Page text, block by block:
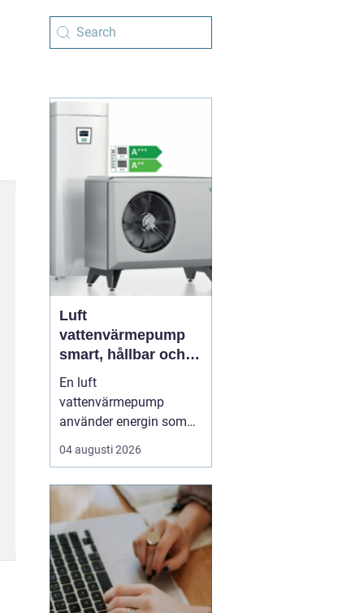
Luft
vattenvärmepump
smart, hållbar och
enkel uppvärmning
av huset
En luft
vattenvärmepump
använder energin som
redan finns i
utomhusluften för att
varmvatten. Den kräver
varken borrhål eller
grävning och kan sänka
uppvärmningskostnaden
med upp till omkring
7580 % jämfört med
04 augusti 2026